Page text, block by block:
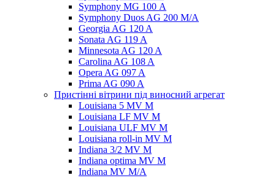
Symphony MG 100 А
Symphony Duos AG 200 M/A
Georgia AG 120 A
Sonata AG 119 A
Minnesota AG 120 A
Carolina AG 108 A
Opera AG 097 A
Prima AG 090 A
Пристінні вітрини під виносний агрегат
Louisiana 5 MV M
Louisiana LF MV M
Louisiana ULF MV M
Louisiana roll-in MV M
Indiana 3/2 MV M
Indiana optima MV M
Indiana MV M/A